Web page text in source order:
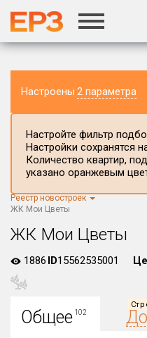
Настроены 2 параметра
Регион ЖК
Все
Населённый пункт
Настройте фильтр
Настройки сохранятся
Количество квартир,
указано оранжевым
Реестр новостроек
ЖК Мои Цветы
ЖК Мои Цветы
1886 ID15562535001
Общее102